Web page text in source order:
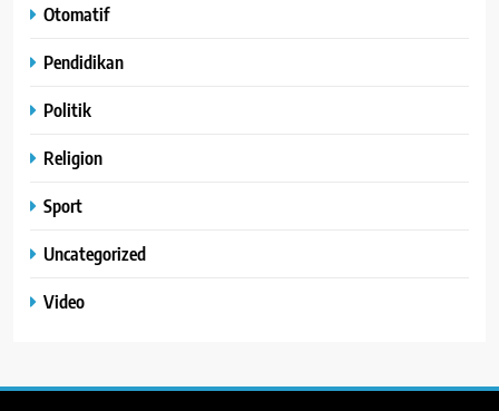
Otomatif
Pendidikan
Politik
Religion
Sport
Uncategorized
Video